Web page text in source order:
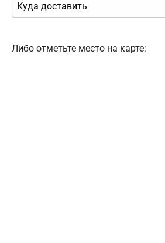
Либо отметьте место на карте: